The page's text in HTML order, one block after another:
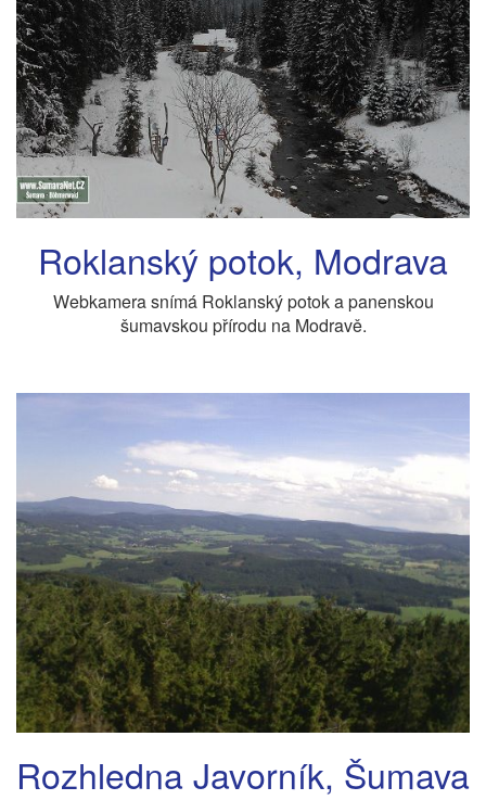
Roklanský potok, Modrava
Webkamera snímá Roklanský potok a panenskou
šumavskou přírodu na Modravě.
Rozhledna Javorník, Šumava